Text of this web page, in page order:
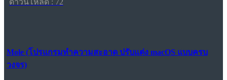
Mole (โปรแกรมทำความสะอาด ปรับแต่ง macOS แบบครบ
วงจร)